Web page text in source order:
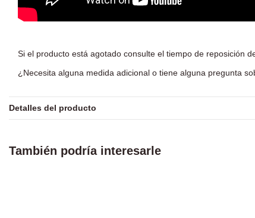
Si el producto está agotado consulte el tiempo de reposición
¿Necesita alguna medida adicional o tiene alguna pregunta
Detalles del producto
También podría interesarle